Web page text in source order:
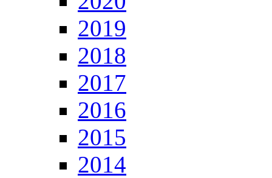
2019
2018
2017
2016
2015
2014